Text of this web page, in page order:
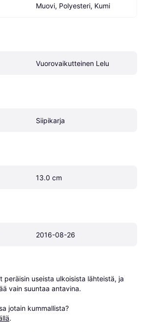
Muovi, Polyesteri, Kumi
Vuorovaikutteinen Lelu
Siipikarja
13.0 cm
2016-08-26
peräisin useista ulkoisista lähteistä, ja
vain suuntaa antavina.
jotain kummallista?
.